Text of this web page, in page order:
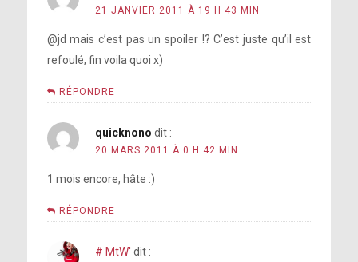
21 JANVIER 2011 À 19 H 43 MIN
@jd mais c’est pas un spoiler !? C’est juste qu’il est
refoulé, fin voila quoi x)
RÉPONDRE
quicknono dit :
20 MARS 2011 À 0 H 42 MIN
1 mois encore, hâte :)
RÉPONDRE
# MtW' dit :